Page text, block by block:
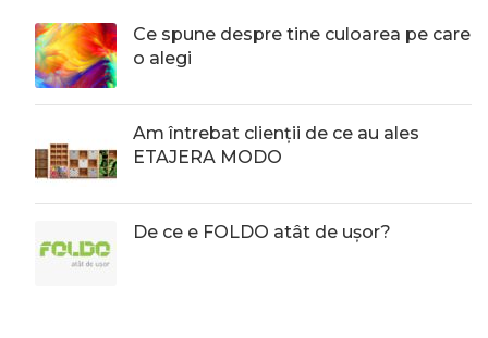
Ce spune despre tine culoarea pe care
o alegi
Am întrebat clienții de ce au ales
ETAJERA MODO
De ce e FOLDO atât de ușor?